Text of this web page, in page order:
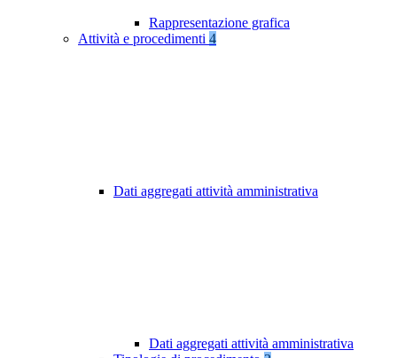
Rappresentazione grafica
Attività e procedimenti 4
Dati aggregati attività amministrativa
Dati aggregati attività amministrativa